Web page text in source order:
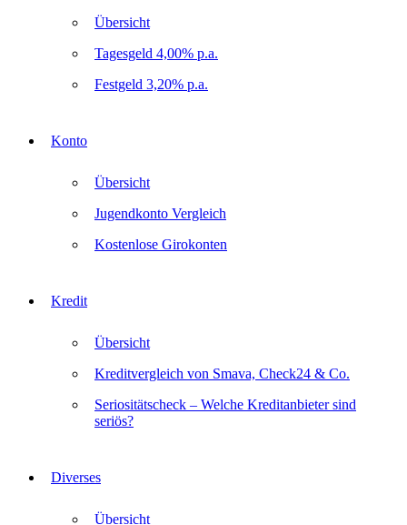
Übersicht
Tagesgeld 4,00% p.a.
Festgeld 3,20% p.a.
Konto
Übersicht
Jugendkonto Vergleich
Kostenlose Girokonten
Kredit
Übersicht
Kreditvergleich von Smava, Check24 & Co.
Seriositätscheck – Welche Kreditanbieter sind
seriös?
Diverses
Übersicht